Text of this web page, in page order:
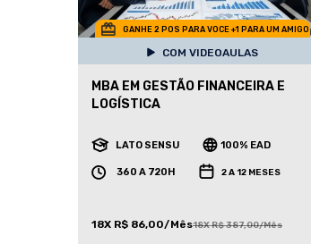
GANHE 2 POS PARA VOCE +1 PARA UM AMIGO
COM VIDEOAULAS
MBA EM GESTÃO FINANCEIRA E
LOGÍSTICA
LATO SENSU 100% EAD
360 A 720H 2 A 12 MESES
18X R$ 86,00/Mês18X R$ 387,00/Mês